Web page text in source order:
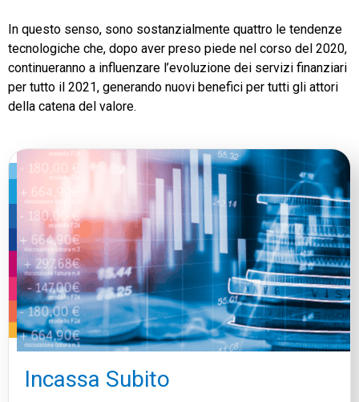
In questo senso, sono sostanzialmente quattro le tendenze
tecnologiche che, dopo aver preso piede nel corso del 2020,
continueranno a influenzare l’evoluzione dei servizi finanziari
per tutto il 2021, generando nuovi benefici per tutti gli attori
della catena del valore.
Incassa Subito